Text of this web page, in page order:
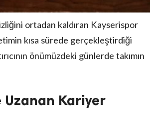
ortadan kaldıran Kayserispor
kısa sürede gerçekleştirdiği
önümüzdeki günlerde takımın
Kariyer